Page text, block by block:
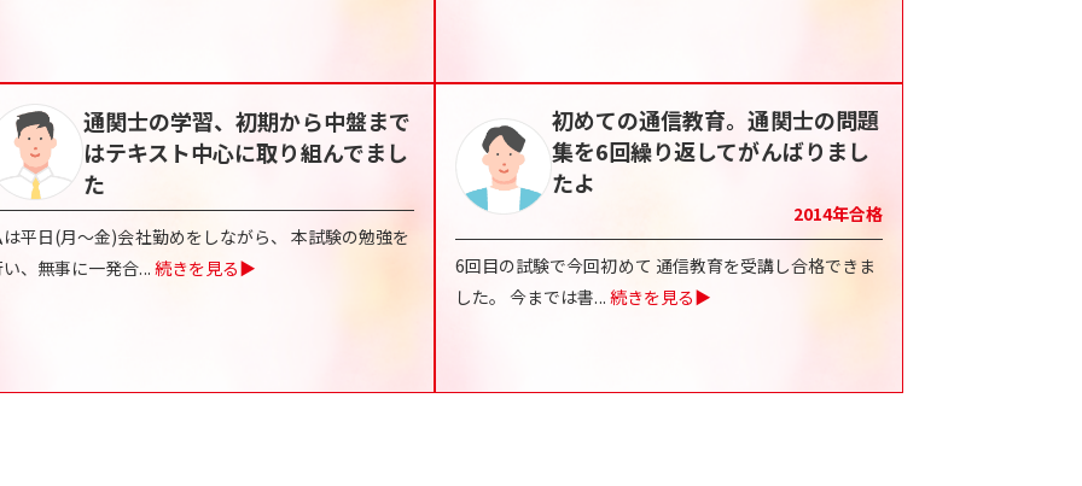
通関士の学習、初期から中盤まで
はテキスト中心に取り組んでまし
た
平日(月～金)会社勤めをしながら、 本試験の勉強を
、無事に一発合... 続きを見る▶
初めての通信教育。通関士の問題
集を6回繰り返してがんばりまし
たよ
2014年合格
6回目の試験で今回初めて 通信教育を受講し合格できま
した。 今までは書... 続きを見る▶